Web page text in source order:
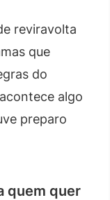
reviravolta
que
do
algo
preparo
quem quer